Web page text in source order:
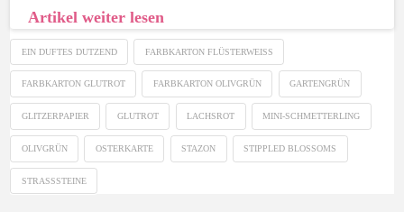
Artikel weiter lesen
EIN DUFTES DUTZEND FARBKARTON FLÜSTERWEISS
FARBKARTON GLUTROT FARBKARTON OLIVGRÜN GARTENGRÜN
GLITZERPAPIER GLUTROT LACHSROT MINI-SCHMETTERLING
OLIVGRÜN OSTERKARTE STAZON STIPPLED BLOSSOMS
STRASSSTEINE